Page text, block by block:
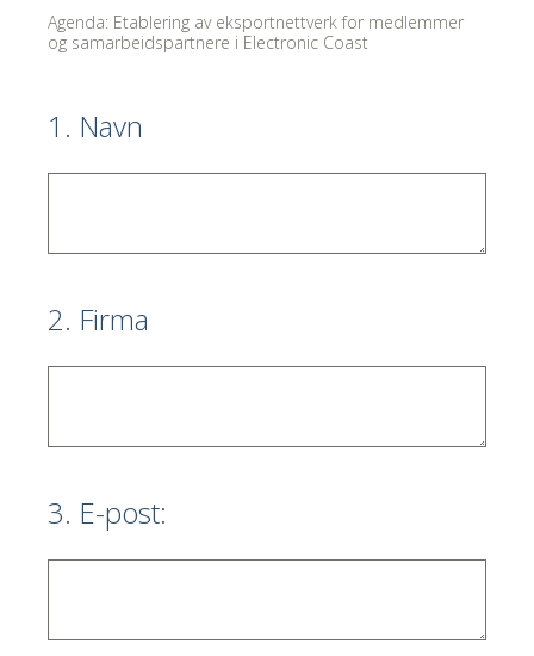
Agenda: Etablering av eksportnettverk for medlemmer
og samarbeidspartnere i Electronic Coast
1 . Navn
2. Firma
3. E-post: